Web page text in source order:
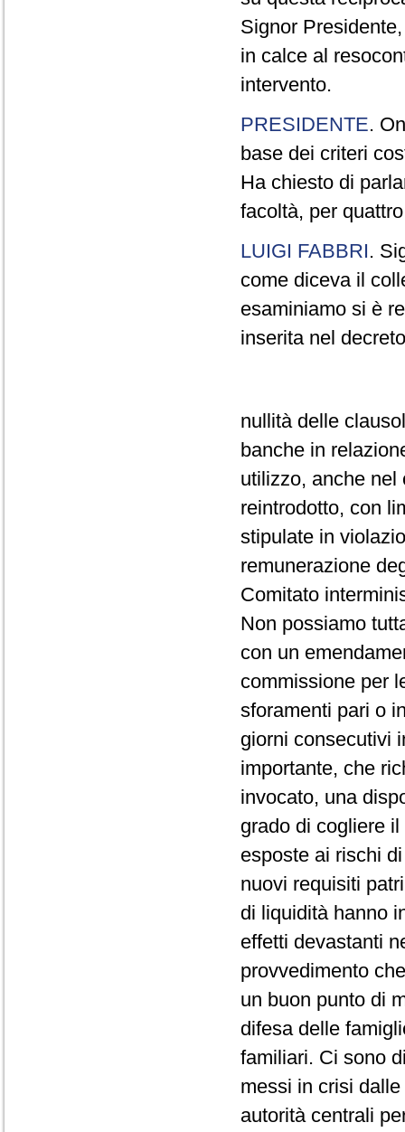
Signor
in calce al
intervento.
PRESIDENTE.
base dei criteri
Ha chiesto di
facoltà, per
LUIGI FABBRI.
come diceva il
esaminiamo si è
inserita nel
nullità delle
banche in
utilizzo, anche nel
reintrodotto, con
stipulate in
remunerazione
Comitato
Non possiamo
con un
commissione per
sforamenti pari o
giorni consecutivi
importante, che
invocato, una
grado di cogliere
esposte ai rischi
nuovi requisiti
di liquidità hanno
effetti devastanti
provvedimento
un buon punto di
difesa delle
familiari. Ci sono
messi in crisi
autorità centrali